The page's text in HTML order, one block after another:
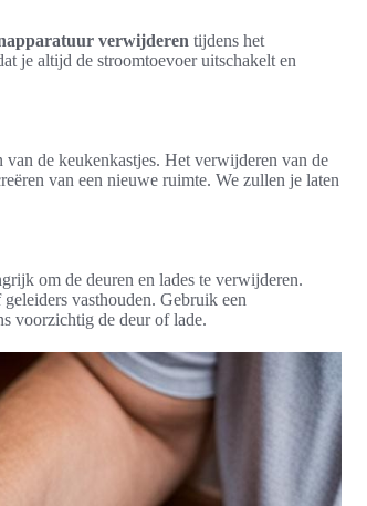
verwijderen tijdens het
je altijd de stroomtoevoer uitschakelt en
van de keukenkastjes. Het verwijderen van de
van een nieuwe ruimte. We zullen je laten
om de deuren en lades te verwijderen.
vasthouden. Gebruik een
voorzichtig de deur of lade.